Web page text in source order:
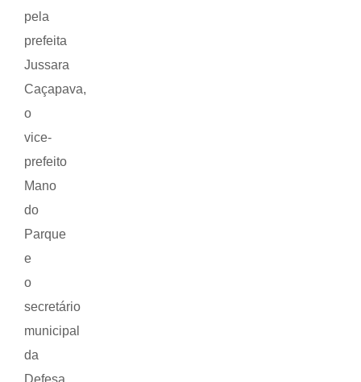
pela
prefeita
Jussara
Caçapava,
o
vice-
prefeito
Mano
do
Parque
e
o
secretário
municipal
da
Defesa